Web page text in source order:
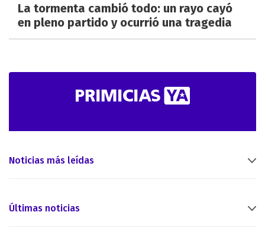
La tormenta cambió todo: un rayo cayó
en pleno partido y ocurrió una tragedia
Noticias más leídas
Últimas noticias